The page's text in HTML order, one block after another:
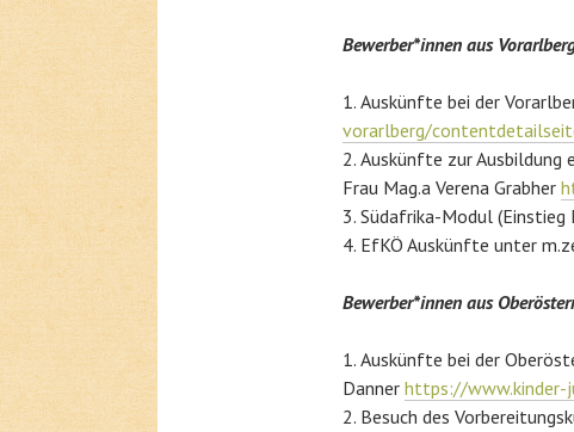
Bewerber*innen aus
Auskünfte bei der
vorarlberg/
Auskünfte zur Ausbildung
Frau Mag.a Verena Grabher
Südafrika-Modul (Einstieg
EfKÖ Auskünfte unter
Bewerber*innen aus
Auskünfte bei der
Danner https://www.kinder-
Besuch des